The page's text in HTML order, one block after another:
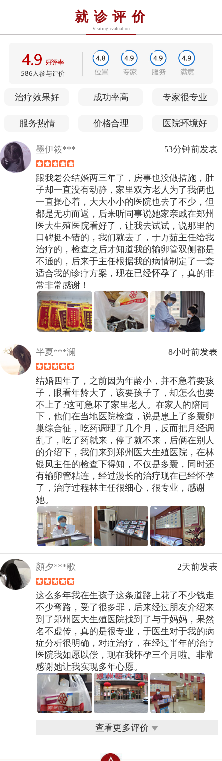
就诊评价
Visiting evaluation
治疗效果好 成功率高 专家很专业
服务热情 价格合理 医院环境好
墨伊筱*** 53分钟前发表
跟我老公结婚两三年了，房事也没做措施，肚
子却一直没有动静，家里双方老人为了我俩也
一直操心着，大大小小的医院也去了不少，但
都是无功而返，后来听同事说她家亲戚在郑州
医大生殖医院看好了，让我去试试，说那里的
口碑挺不错的，我们就去了，于万茹主任给我
治疗的，检查之后才知道我的输卵管双侧都是
不通的，后来于主任根据我的病情制定了一套
适合我的诊疗方案，现在已经怀孕了，真的非
常非常感谢！
半夏***澜 8小时前发表
结婚四年了，之前因为年龄小，并不急着要孩
子，眼看年龄大了，该要孩子了，却怎么也要
不上了?这可急坏了家里老人。在家人的陪同
下，他们在当地医院检查，说是患上了多囊卵
巢综合征，吃药调理了几个月，反而把月经调
乱了，吃了药就来，停了就不来，后俩在别人
的介绍下，我们来到郑州医大生殖医院，在林
银凤主任的检查下得知，不仅是多囊，同时还
有输卵管粘连，经过漫长的治疗现在已经怀孕
了，治疗过程林主任很细心，很专业，感谢
她。
顏夕***歌 2天前发表
这么多年我在生孩子这条道路上花了不少钱走
不少弯路，受了很多罪，后来经过朋友介绍来
到了郑州医大生殖医院找到了与于妈妈，果然
名不虚传，真的是很专业，于医生对于我的病
症分析很明确，对症治疗，在经过半年的治疗
医院我如愿以偿，现在我怀孕三个月啦。非常
感谢她让我实现多年心愿。
查看更多评价